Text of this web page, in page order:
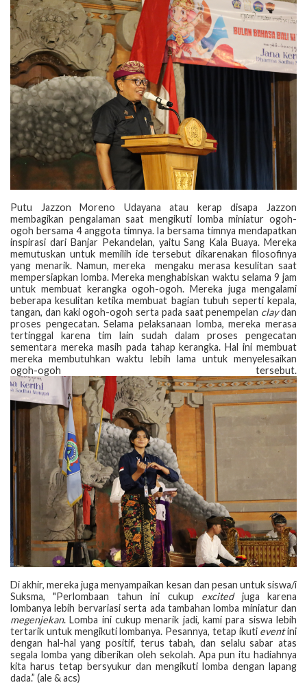
Putu Jazzon Moreno Udayana atau kerap disapa Jazzon
membagikan pengalaman saat mengikuti lomba miniatur ogoh-
ogoh bersama 4 anggota timnya. Ia bersama timnya mendapatkan
inspirasi dari Banjar Pekandelan, yaitu Sang Kala Buaya. Mereka
memutuskan untuk memilih ide tersebut dikarenakan filosofinya
yang menarik. Namun, mereka mengaku merasa kesulitan saat
mempersiapkan lomba. Mereka menghabiskan waktu selama 9 jam
untuk membuat kerangka ogoh-ogoh. Mereka juga mengalami
beberapa kesulitan ketika membuat bagian tubuh seperti kepala,
tangan, dan kaki ogoh-ogoh serta pada saat penempelan claydan
proses pengecatan. Selama pelaksanaan lomba, mereka merasa
tertinggal karena tim lain sudah dalam proses pengecatan
sementara mereka masih pada tahap kerangka. Hal ini membuat
mereka membutuhkan waktu lebih lama untuk menyelesaikan
ogoh-ogoh tersebut.
Di akhir, mereka juga menyampaikan kesan dan pesan untuk siswa/i
Suksma, "Perlombaan tahun ini cukup excitedjuga karena
lombanya lebih bervariasi serta ada tambahan lomba miniatur dan
megenjekan. Lomba ini cukup menarik jadi, kami para siswa lebih
tertarik untuk mengikuti lombanya. Pesannya, tetap ikuti eventini
dengan hal-hal yang positif, terus tabah, dan selalu sabar atas
segala lomba yang diberikan oleh sekolah. Apa pun itu hadiahnya
kita harus tetap bersyukur dan mengikuti lomba dengan lapang
dada.” (ale & acs)